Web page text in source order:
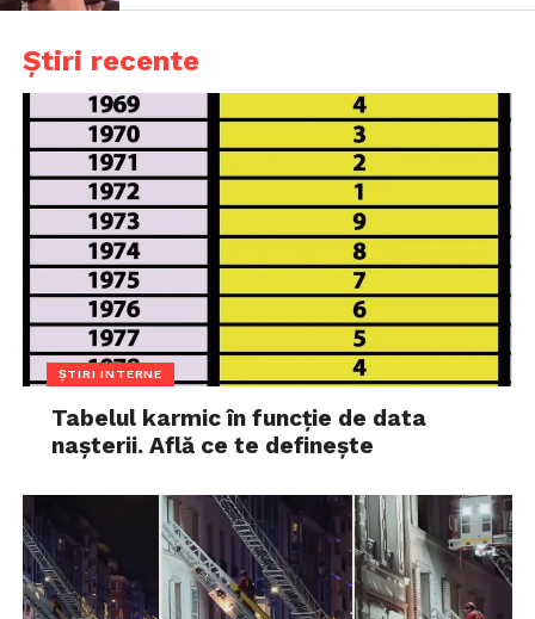
Știri recente
ȘTIRI INTERNE
Tabelul karmic în funcție de data
nașterii. Află ce te definește